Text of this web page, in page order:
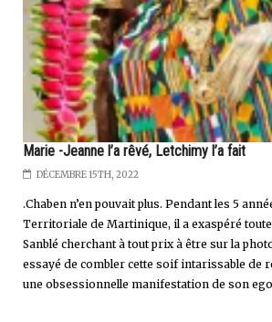
Marie -Jeanne l’a rêvé, Letchimy l’a fait
DÉCEMBRE 15TH, 2022
.Chaben n’en pouvait plus. Pendant les 5
Territoriale de Martinique, il a exaspéré toute
Sanblé cherchant à tout prix à être sur la
essayé de combler cette soif intarissable de
une obsessionnelle manifestation de son